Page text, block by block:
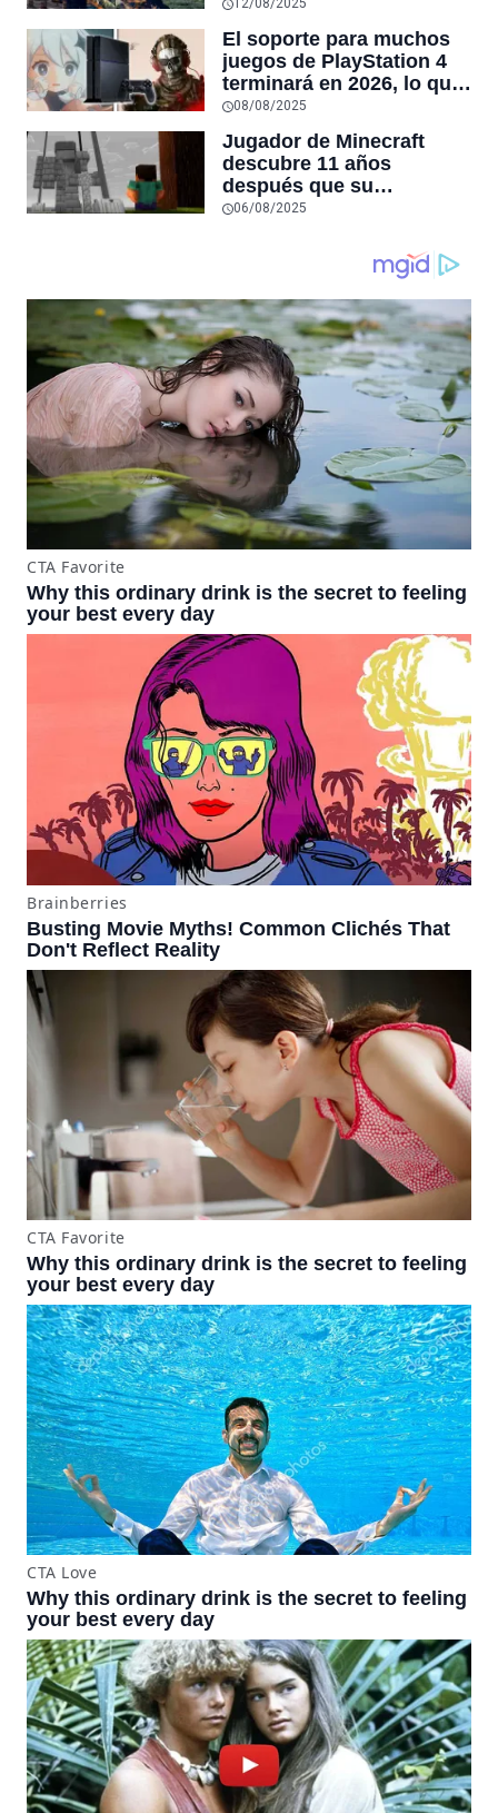
Rush
12/08/2025
El soporte para muchos
juegos de PlayStation 4
terminará en 2026, lo que
marcaría el verdadero
inicio de la generación
PS5
08/08/2025
Jugador de Minecraft
descubre 11 años
después que su
compañero de aventuras
homenaje en el juego
06/08/2025